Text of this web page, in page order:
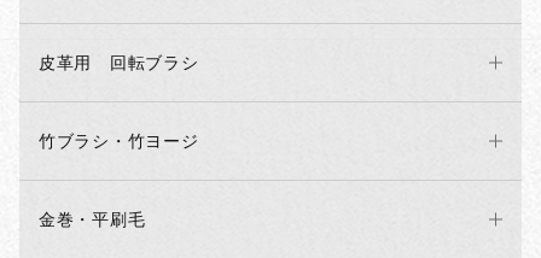
皮革用 回転ブラシ
竹ブラシ・竹ヨージ
金巻・平刷毛